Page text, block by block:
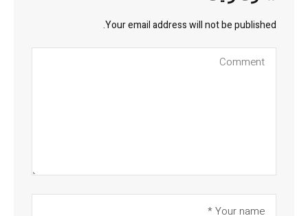
Your email address will not be published.